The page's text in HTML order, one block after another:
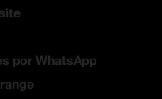
por WhatsApp